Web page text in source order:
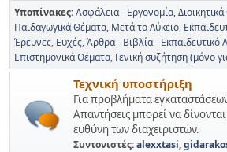
Υποπίνακες Ασφάλεια - Εργονομία
Παιδαγωγικά Θέματα Μετά το Λύκειο
Έρευνες Ευχές Άρθρα - Βιβλία - Εκπαιδευτικό
Επιστημονικά Θέματα Γενική συζήτηση (μόνο
Τεχνική υποστήριξη
Για προβλήματα
Απαντήσεις μπορεί να
ευθύνη των διαχειριστών.
Συντονιστές:alexxtasi,